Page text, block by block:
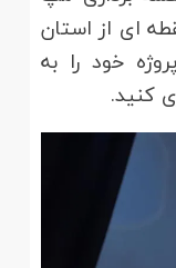
ای از استان
خود را به
کنید.